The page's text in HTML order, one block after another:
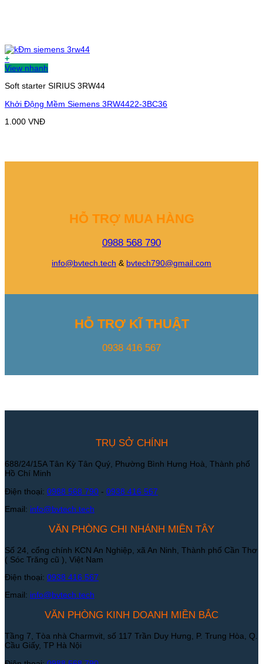
+
View nhanh
Soft starter SIRIUS 3RW44
Khởi Động Mềm Siemens 3RW4422-3BC36
1.000 VNĐ
HỖ TRỢ MUA HÀNG
0988 568 790
info@bvtech.tech & bvtech790@gmail.com
HỖ TRỢ KĨ THUẬT
0938 416 567
TRỤ SỞ CHÍNH
688/24/15A Tân Kỳ Tân Quý, Phường Bình Hưng Hoà, Thành phố
Hồ Chí Minh
Điện thoại: 0988 568 790 - 0938 416 567
Email: info@bvtech.tech
VĂN PHÒNG CHI NHÁNH MIỀN TÂY
Số 24, cổng chính KCN An Nghiệp, xã An Ninh, Thành phố Cần Thơ
( Sóc Trăng cũ ), Việt Nam
Điện thoại: 0938 416 567
Email: info@bvtech.tech
VĂN PHÒNG KINH DOANH MIỀN BẮC
Tầng 7, Tòa nhà Charmvit, số 117 Trần Duy Hưng, P. Trung Hòa, Q.
Cầu Giấy, TP Hà Nội